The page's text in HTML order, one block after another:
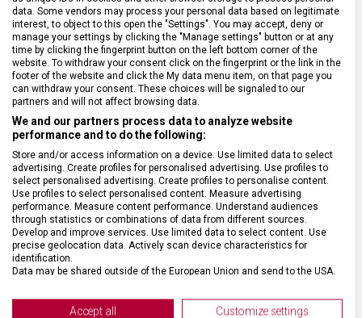
DRUH ZBOŽÍ Kuchyňské vybavení
ZÁRUKA 24 měsíců
HMOTNOST 112 g
MATERIÁL RUKOJETI Polyamid (PA)
VELIKOST 27,7 x 8,8 x 6,5 cm
BARVA
DOPLŇKOVÁ BARVA Stříbrná
data. Some vendors may process your personal data based on legitimate
interest, to object to this open the "Settings". You may accept, deny or
manage your settings by clicking the "Manage settings" button or at any
time by clicking the fingerprint button on the left bottom corner of the
website. To withdraw your consent click on the fingerprint or the link in the
footer of the website and click the My data menu item, on that page you
can withdraw your consent. These choices will be signaled to our
partners and will not affect browsing data.
We and our partners process data to analyze website
performance and to do the following:
Store and/or access information on a device. Use limited data to select
advertising. Create profiles for personalised advertising. Use profiles to
select personalised advertising. Create profiles to personalise content.
Use profiles to select personalised content. Measure advertising
performance. Measure content performance. Understand audiences
through statistics or combinations of data from different sources.
Develop and improve services. Use limited data to select content. Use
precise geolocation data. Actively scan device characteristics for
identification.
Data may be shared outside of the European Union and send to the USA.
View Partner List (2 IAB Vendors)
Accept all Customize settings